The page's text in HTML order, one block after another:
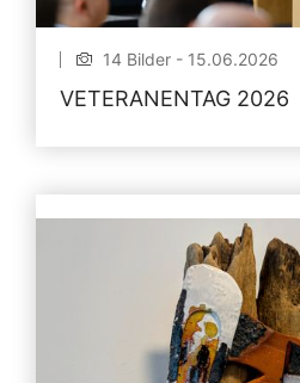
14 Bilder - 15.06.2026
VETERANENTAG 2026